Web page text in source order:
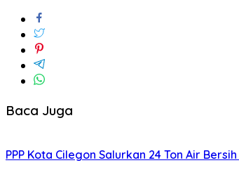
Baca Juga
PPP Kota Cilegon Salurkan 24 Ton Air